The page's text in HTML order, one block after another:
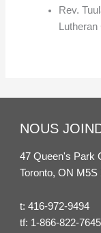
Rev.
Lutheran
NOUS
47 Queen's Park
Toronto, ON M5S
t:416-972-9494
tf: 1-866-822-7645